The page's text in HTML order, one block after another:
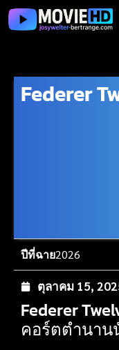
Federer
ปีที่ฉาย2026
ตุลาคม 15,
Federer
คอร์ตตำนาน